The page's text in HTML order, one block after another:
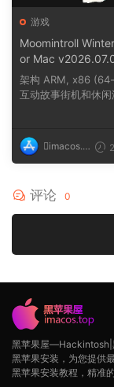
游戏
Moomintroll
or Mac
日暖阳
架构 ARM, x86
互动故事街机和休
imacos.t
op
评论 0
黑苹果屋—Hackintosh|
黑苹果安装，为您提供
黑苹果安装教程，精准